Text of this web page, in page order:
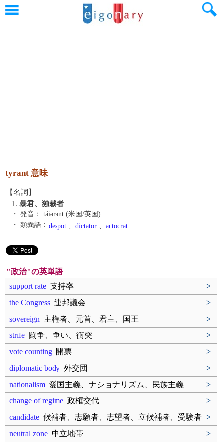
tyrant 意味
【名詞】
1. 暴君、独裁者
・ 発音：
táiərənt (米国/英国)
・ 類義語： despot 、 dictator 、 autocrat
"政治"の英単語
support rate 支持率
>
the Congress 連邦議会
>
sovereign 主権者、元首、君主、国王
>
strife 闘争、争い、衝突
>
vote counting 開票
>
diplomatic body 外交団
>
nationalism 愛国主義、ナショナリズム、民族主義
>
change of regime 政権交代
>
candidate 候補者、志願者、志望者、立候補者、受験者 >
neutral zone 中立地帯 >